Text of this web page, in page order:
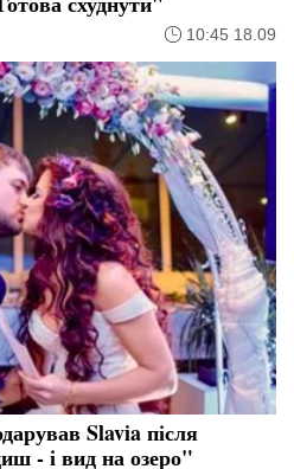
10:45 18.09
Slavia після
- і вид на озеро"